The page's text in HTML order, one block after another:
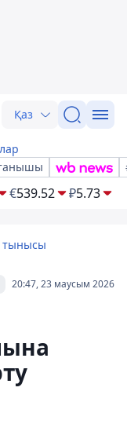
Қаз
€539.52 ₽5.73
тынысы
20:47, 23 маусым 2026